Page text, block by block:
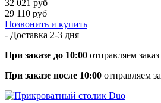
32 021 руб
29 110 руб
Позвонить и купить
- Доставка 2-3 дня
При заказе до 10:00 отправляем
При заказе после 10:00 отправляем